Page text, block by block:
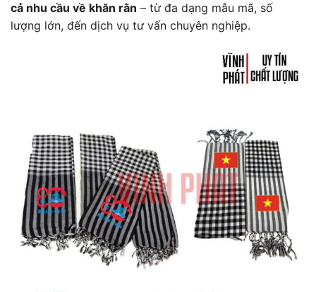
cả nhu cầu về khăn rằn – từ đa dạng mẫu mã, số
lượng lớn, đến dịch vụ tư vấn chuyên nghiệp.